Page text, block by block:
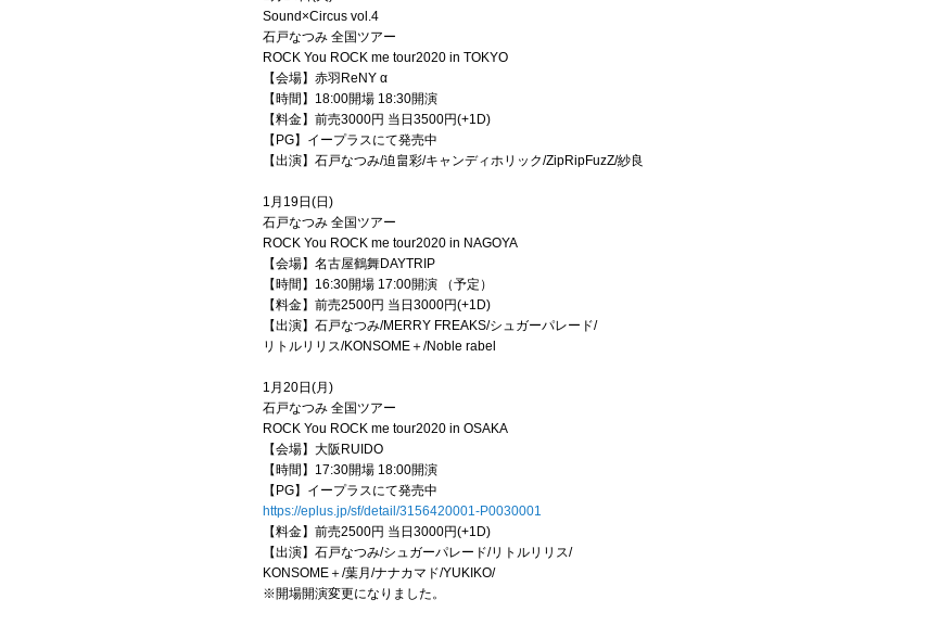
Sound×Circus vol.4
石戸なつみ 全国ツアー
ROCK You ROCK me tour2020 in TOKYO
【会場】赤羽ReNY α
【時間】18:00開場 18:30開演
【料金】前売3000円 当日3500円(+1D)
【PG】イープラスにて発売中
【出演】石戸なつみ/迫畠彩/キャンディホリック/ZipRipFuzZ/紗良
1月19日(日)
石戸なつみ 全国ツアー
ROCK You ROCK me tour2020 in NAGOYA
【会場】名古屋鶴舞DAYTRIP
【時間】16:30開場 17:00開演 （予定）
【料金】前売2500円 当日3000円(+1D)
【出演】石戸なつみ/MERRY FREAKS/シュガーパレード/
リトルリリス/KONSOME＋/Noble rabel
1月20日(月)
石戸なつみ 全国ツアー
ROCK You ROCK me tour2020 in OSAKA
【会場】大阪RUIDO
【時間】17:30開場 18:00開演
【PG】イープラスにて発売中
https://eplus.jp/sf/detail/3156420001-P0030001
【料金】前売2500円 当日3000円(+1D)
【出演】石戸なつみ/シュガーパレード/リトルリリス/
KONSOME＋/葉月/ナナカマド/YUKIKO/
※開場開演変更になりました。